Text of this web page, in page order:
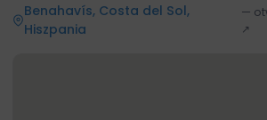
Benahavís, Costa del Sol,
Hiszpania
—
↗